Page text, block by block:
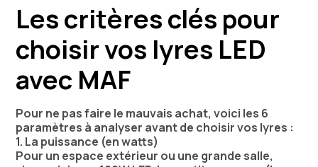
Les critères clés pour
choisir vos lyres LED
avec MAF
Pour ne pas faire le mauvais achat, voici les 6
paramètres à analyser avant de choisir vos lyres :
1. La puissance (en watts)
Pour un espace extérieur ou une grande salle,